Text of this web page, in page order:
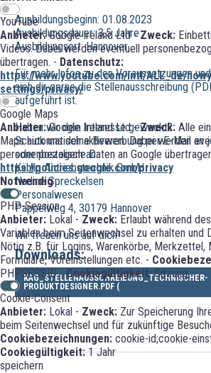
YouTube
Anbieter:Google Ireland Ltd -Zweck:
Videos. Dabei werden eventuell
übertragen. - Datenschutz:
https://www.youtube.com/intl/ALL_de/
settings/privacy/
Google Maps
Anbieter:Google Ireland Ltd -Zweck: Alle
Maps automatisch aktiveren. Dabei werden
personenbezogene Daten an Google
https://policies.google.com/privacy
Notwendig
PHP-Session
Anbieter: Lokal - Zweck: Erlaubt während
Variablen beim Seitenwechsel zu erhalten und
Nötig z.B. für Logins, Warenkörbe, Merkzettel,
Formulare, Voreinstellungen etc. -
PHPSESSID -Cookiegültigkeit:Sitzung
Cookie-Consent
Anbieter: Lokal - Zweck: Zur Speicherung
beim Seitenwechsel und für zukünftige
Cookiebezeichnungen: cookie-id;cookie-
Cookiegültigkeit:1 Jahr
speichern
Ausbildungsbeginn: 01.08.2023
Ausbildungsdauer: 3,5 Jahre
Ausbildungsort: Hannover
Für mehr Infos zu den Voraussetzungen
sieh dir gerne die Stellenausschreibung
aufgeführt ist.
Haben wir dein Interesse geweckt?
Schick uns deine Bewerbung per E-Mail an
oder postalisch an:
Kählig Antriebstechnik GmbH
Nadine Spreckelsen
Personalwesen
Pappelweg 4, 30179 Hannover
Wir freuen uns auf dich!
Downloads:
KAG_STELLENAUSSCHREIBUNG_TECHNISCHER-
PRODUKTDESIGNER.PDF (